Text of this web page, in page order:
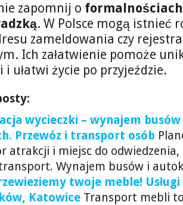
zapomnij o
. W Polsce mogą istnieć
zameldowania czy
Ich załatwienie pomoże
i ułatwi życie po przyjeździe.
wycieczki – wynajem
Przewóz i transport osób
atrakcji i miejsc do
Wynajem busów i
twoje meble!
Katowice Transport mebli